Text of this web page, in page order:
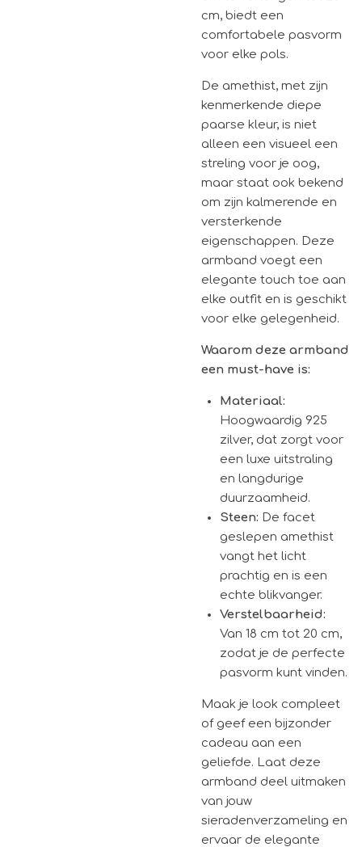
cm, biedt een
comfortabele pasvorm
voor elke pols.
De amethist, met zijn
kenmerkende diepe
paarse kleur, is niet
alleen een visueel een
streling voor je oog,
maar staat ook bekend
om zijn kalmerende en
versterkende
eigenschappen. Deze
armband voegt een
elegante touch toe aan
elke outfit en is geschikt
voor elke gelegenheid.
Waarom deze armband
een must-have is:
Materiaal:
Hoogwaardig 925
zilver, dat zorgt voor
een luxe uitstraling
en langdurige
duurzaamheid.
Steen: De facet
geslepen amethist
vangt het licht
prachtig en is een
echte blikvanger.
Verstelbaarheid:
Van 18 cm tot 20 cm,
zodat je de perfecte
pasvorm kunt vinden.
Maak je look compleet
of geef een bijzonder
cadeau aan een
geliefde. Laat deze
armband deel uitmaken
van jouw
sieradenverzameling en
ervaar de elegante